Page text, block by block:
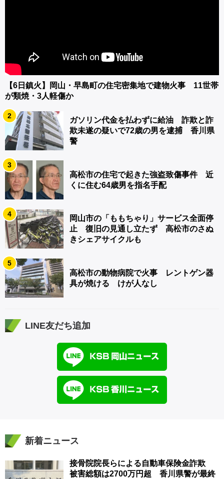
【6日鎮火】岡山・早島町の住宅密集地で建物火事 11世帯
が類焼・3人軽傷か
2
ガソリン代金を払わずに給油 詐欺と詐
欺未遂の疑いで72歳の男を逮捕 香川県
警
3
高松市の住宅で起きた強盗致傷事件 近
くに住む64歳男を指名手配
4
岡山市の「ももちゃり」サービス全面停
止 復旧の見通し立たず 高松市のさぬ
きシェアサイクルも
5
高松市の動物病院で火事 レントゲン器
具が焼ける けが人なし
LINE友だち追加
新着ニュース
接骨院院長らによる自動車保険金詐欺
被害総額は2700万円超 香川県警が最終